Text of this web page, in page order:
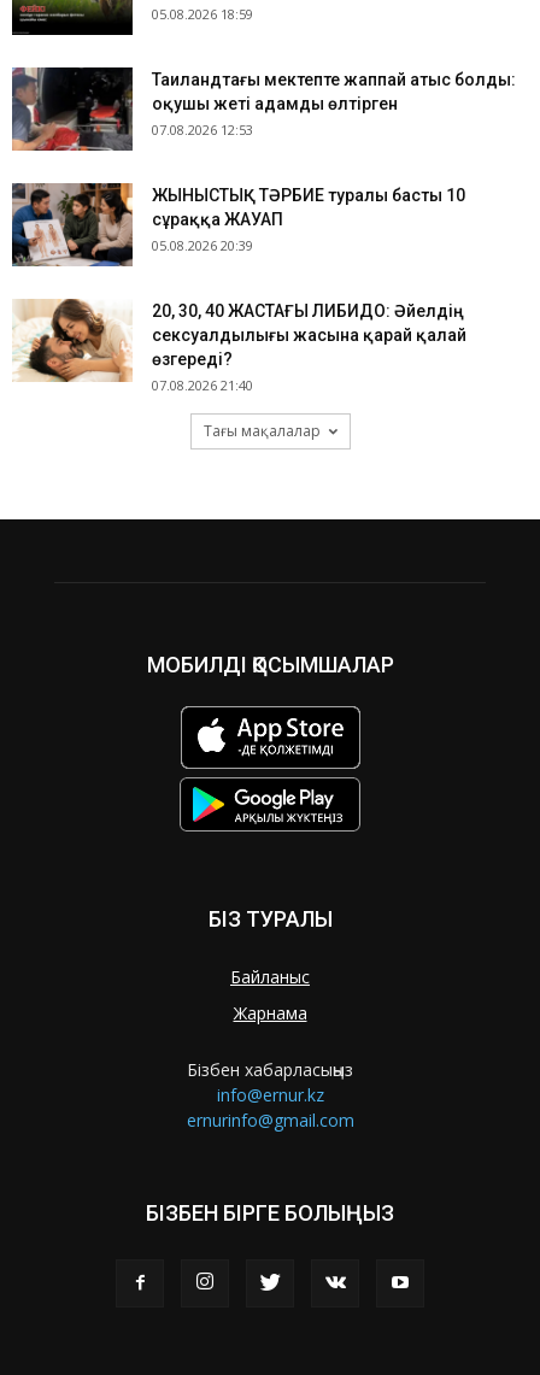
05.08.2026 18:59
Таиландтағы мектепте жаппай атыс болды:
оқушы жеті адамды өлтірген
07.08.2026 12:53
ЖЫНЫСТЫҚ ТӘРБИЕ туралы басты 10
сұраққа ЖАУАП
05.08.2026 20:39
​20, 30, 40 ЖАСТАҒЫ ЛИБИДО: Әйелдің
сексуалдылығы жасына қарай қалай
өзгереді?
07.08.2026 21:40
Тағы мақалалар
МОБИЛДІ ҚОСЫМШАЛАР
БІЗ ТУРАЛЫ
Байланыс
Жарнама
Бізбен хабарласыңыз
info@ernur.kz
ernurinfo@gmail.com
БІЗБЕН БІРГЕ БОЛЫҢЫЗ